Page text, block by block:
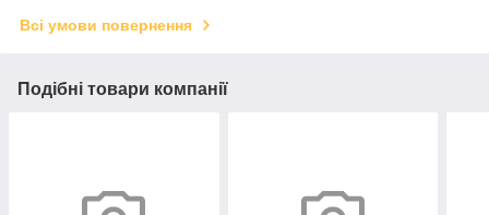
Всі умови повернення
Подібні товари компанії